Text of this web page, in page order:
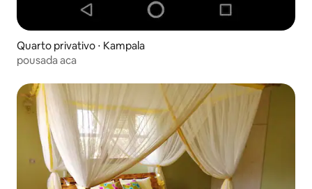
Quarto privativo ⋅ Kampala
pousada aca